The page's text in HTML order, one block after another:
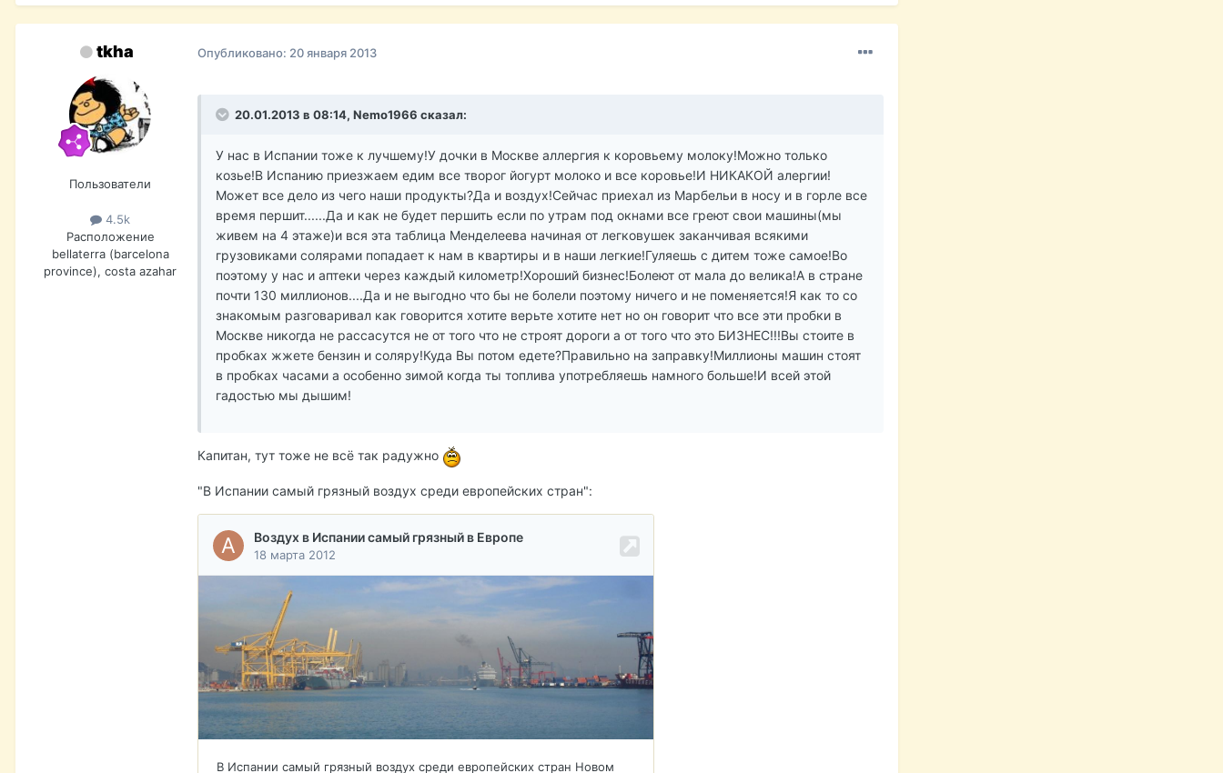
tkha
Пользователи
4.5k
Расположение
bellaterra (barcelona
province), costa azahar
Опубликовано: 20 января 2013
20.01.2013 в 08:14, Nemo1966 сказал:
У нас в Испании тоже к лучшему!У дочки в Москве аллергия к коровьему молоку!Можно только
козье!В Испанию приезжаем едим все творог йогурт молоко и все коровье!И НИКАКОЙ алергии!
Может все дело из чего наши продукты?Да и воздух!Сейчас приехал из Марбельи в носу и в горле все
время першит......Да и как не будет першить если по утрам под окнами все греют свои машины(мы
живем на 4 этаже)и вся эта таблица Менделеева начиная от легковушек заканчивая всякими
грузовиками солярами попадает к нам в квартиры и в наши легкие!Гуляешь с дитем тоже самое!Во
поэтому у нас и аптеки через каждый километр!Хороший бизнес!Болеют от мала до велика!А в стране
почти 130 миллионов....Да и не выгодно что бы не болели поэтому ничего и не поменяется!Я как то со
знакомым разговаривал как говорится хотите верьте хотите нет но он говорит что все эти пробки в
Москве никогда не рассасутся не от того что не строят дороги а от того что это БИЗНЕС!!!Вы стоите в
пробках жжете бензин и соляру!Куда Вы потом едете?Правильно на заправку!Миллионы машин стоят
в пробках часами а особенно зимой когда ты топлива употребляешь намного больше!И всей этой
гадостью мы дышим!
Капитан, тут тоже не всё так радужно
"В Испании самый грязный воздух среди европейских стран":